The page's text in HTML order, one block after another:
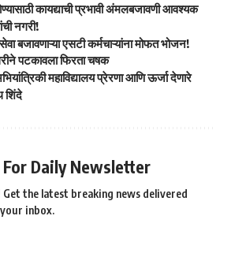
कायद्याची प्रभावी अंमलबजावणी आवश्यक
नगरी!
बजावणाऱ्या एसटी कर्मचाऱ्यांना मोफत भोजन!
पटकावला फिरता चषक
महाविद्यालय प्रेरणा आणि ऊर्जा देणारे
शिंदे
For Daily Newsletter
Get the latest breaking news delivered
inbox.